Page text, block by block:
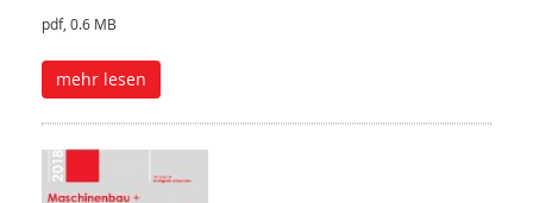
pdf, 0.6 MB
mehr lesen